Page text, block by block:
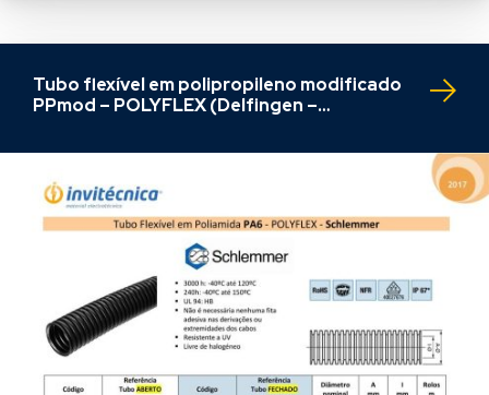
Tubo flexível em polipropileno modificado
PPmod – POLYFLEX (Delfingen –